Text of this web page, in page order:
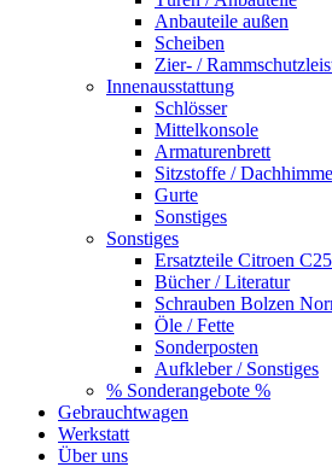
Anbauteile außen
Scheiben
Zier- /
Innenausstattung
Schlösser
Mittelkonsole
Armaturenbrett
Sitzstoffe /
Gurte
Sonstiges
Sonstiges
Ersatzteile Citroen
Bücher / Literatur
Schrauben Bolzen
Öle / Fette
Sonderposten
Aufkleber / Sonstiges
% Sonderangebote %
Gebrauchtwagen
Werkstatt
Über uns